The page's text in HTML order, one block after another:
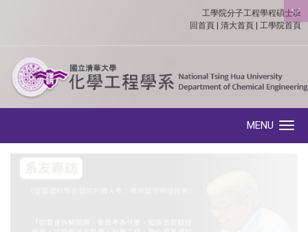
:::
工學院分子工程學程碩士班
回首頁
清大首頁 工學院首頁
MENU